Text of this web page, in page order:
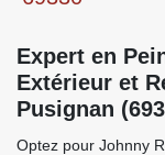
Expert en
Extérieur et
Pusignan
Optez pour Johnny